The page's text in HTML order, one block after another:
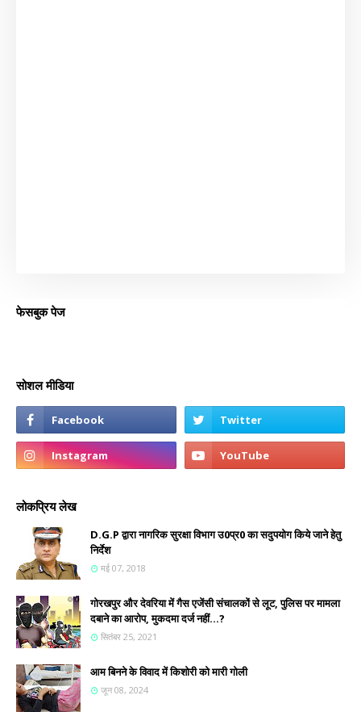
फेसबुक पेज
सोशल मीडिया
लोकप्रिय लेख
D.G.P द्वारा नागरिक सुरक्षा विभाग उ0प्र0 का सदुपयोग किये जाने हेतु
निर्देश
मई 07, 2018
गोरखपुर और देवरिया में गैस एजेंसी संचालकों से लूट, पुलिस पर मामला
दबाने का आरोप, मुकदमा दर्ज नहीं...?
सितंबर 25, 2021
आम बिनने के विवाद में किशोरी को मारी गोली
जून 08, 2024